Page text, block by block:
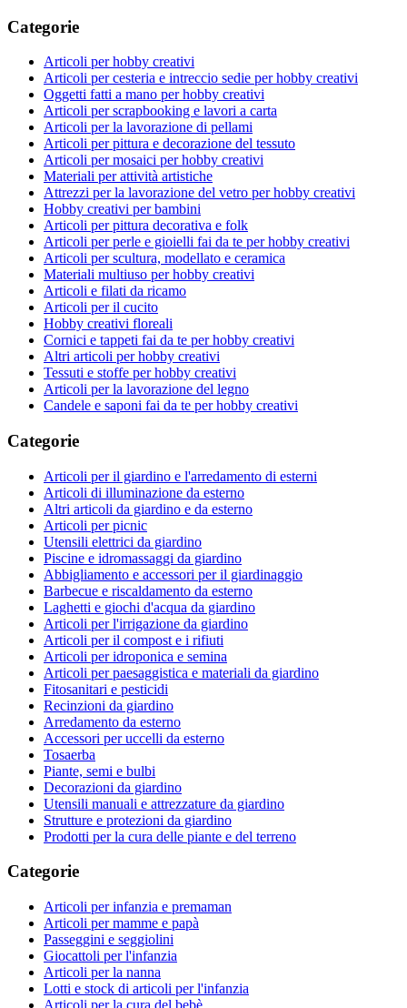
Categorie
Articoli per hobby creativi
Articoli per cesteria e intreccio sedie per hobby creativi
Oggetti fatti a mano per hobby creativi
Articoli per scrapbooking e lavori a carta
Articoli per la lavorazione di pellami
Articoli per pittura e decorazione del tessuto
Articoli per mosaici per hobby creativi
Materiali per attività artistiche
Attrezzi per la lavorazione del vetro per hobby creativi
Hobby creativi per bambini
Articoli per pittura decorativa e folk
Articoli per perle e gioielli fai da te per hobby creativi
Articoli per scultura, modellato e ceramica
Materiali multiuso per hobby creativi
Articoli e filati da ricamo
Articoli per il cucito
Hobby creativi floreali
Cornici e tappeti fai da te per hobby creativi
Altri articoli per hobby creativi
Tessuti e stoffe per hobby creativi
Articoli per la lavorazione del legno
Candele e saponi fai da te per hobby creativi
Categorie
Articoli per il giardino e l'arredamento di esterni
Articoli di illuminazione da esterno
Altri articoli da giardino e da esterno
Articoli per picnic
Utensili elettrici da giardino
Piscine e idromassaggi da giardino
Abbigliamento e accessori per il giardinaggio
Barbecue e riscaldamento da esterno
Laghetti e giochi d'acqua da giardino
Articoli per l'irrigazione da giardino
Articoli per il compost e i rifiuti
Articoli per idroponica e semina
Articoli per paesaggistica e materiali da giardino
Fitosanitari e pesticidi
Recinzioni da giardino
Arredamento da esterno
Accessori per uccelli da esterno
Tosaerba
Piante, semi e bulbi
Decorazioni da giardino
Utensili manuali e attrezzature da giardino
Strutture e protezioni da giardino
Prodotti per la cura delle piante e del terreno
Categorie
Articoli per infanzia e premaman
Articoli per mamme e papà
Passeggini e seggiolini
Giocattoli per l'infanzia
Articoli per la nanna
Lotti e stock di articoli per l'infanzia